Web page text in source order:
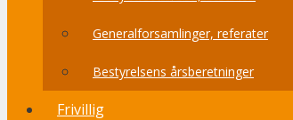
Generalforsamlinger, referater
Bestyrelsens årsberetninger
Frivillig